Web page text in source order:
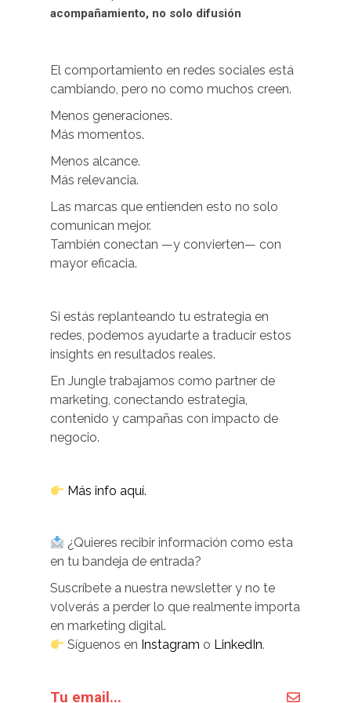
acompañamiento, no solo difusión
El comportamiento en redes sociales está
cambiando, pero no como muchos creen.
Menos generaciones.
Más momentos.
Menos alcance.
Más relevancia.
Las marcas que entienden esto no solo
comunican mejor.
También conectan —y convierten— con
mayor eficacia.
Si estás replanteando tu estrategia en
redes, podemos ayudarte a traducir estos
insights en resultados reales.
En Jungle trabajamos como partner de
marketing, conectando estrategia,
contenido y campañas con impacto de
negocio.
Más info aquí.
¿Quieres recibir información como esta
en tu bandeja de entrada?
Suscríbete a nuestra newsletter y no te
volverás a perder lo que realmente importa
en marketing digital.
Síguenos en Instagram o LinkedIn.